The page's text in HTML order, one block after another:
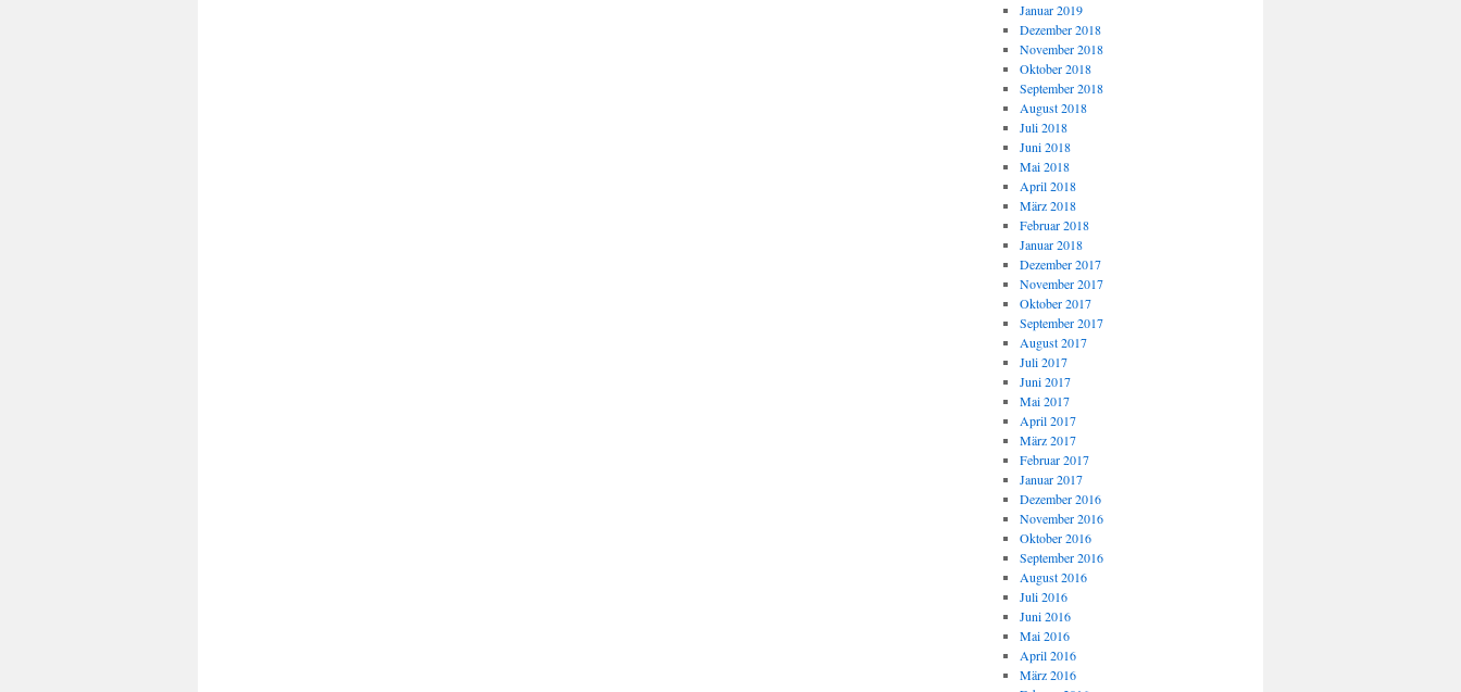
Januar 2019
Dezember 2018
November 2018
Oktober 2018
September 2018
August 2018
Juli 2018
Juni 2018
Mai 2018
April 2018
März 2018
Februar 2018
Januar 2018
Dezember 2017
November 2017
Oktober 2017
September 2017
August 2017
Juli 2017
Juni 2017
Mai 2017
April 2017
März 2017
Februar 2017
Januar 2017
Dezember 2016
November 2016
Oktober 2016
September 2016
August 2016
Juli 2016
Juni 2016
Mai 2016
April 2016
März 2016